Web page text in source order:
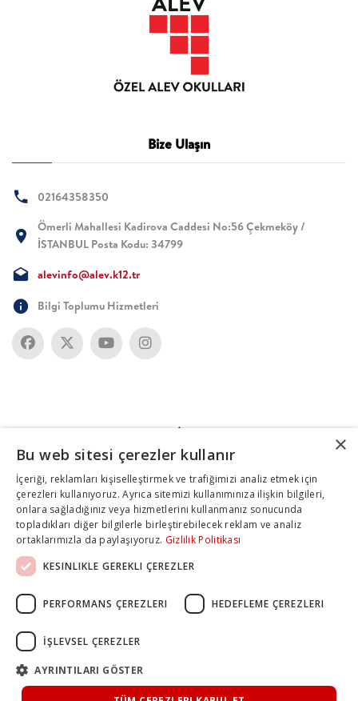
Bize Ulaşın
02164358350
Ömerli Mahallesi Kadirova Caddesi No:56 Çekmeköy /
İSTANBUL Posta Kodu: 34799
alevinfo@alev.k12.tr
Bilgi Toplumu Hizmetleri
×
Bu web sitesi çerezler kullanır
İçeriği, reklamları kişiselleştirmek ve trafiğimizi analiz etmek için
çerezleri kullanıyoruz. Ayrıca sitemizi kullanımınıza ilişkin bilgileri,
onlara sağladığınız veya hizmetlerini kullanmanız sonucunda
topladıkları diğer bilgilerle birleştirebilecek reklam ve analiz
ortaklarımızla da paylaşıyoruz. Gizlilik Politikası
KESINLIKLE GEREKLI ÇEREZLER
PERFORMANS ÇEREZLERI HEDEFLEME ÇEREZLERI
İŞLEVSEL ÇEREZLER
AYRINTILARI GÖSTER